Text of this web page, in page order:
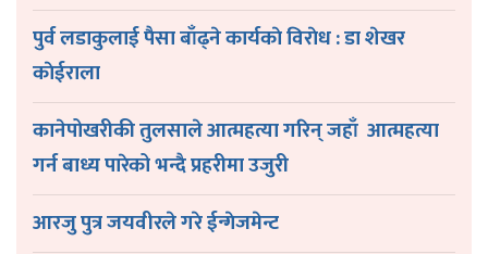
पुर्व लडाकुलाई पैसा बाँढ्ने कार्यकाे विराेध : डा शेखर
काेईराला
कानेपोखरीकी तुलसाले आत्महत्या गरिन् जहाँ आत्महत्या
गर्न बाध्य पारेको भन्दै प्रहरीमा उजुरी
आरजु पुत्र जयवीरले गरे ईन्गेजमेन्ट